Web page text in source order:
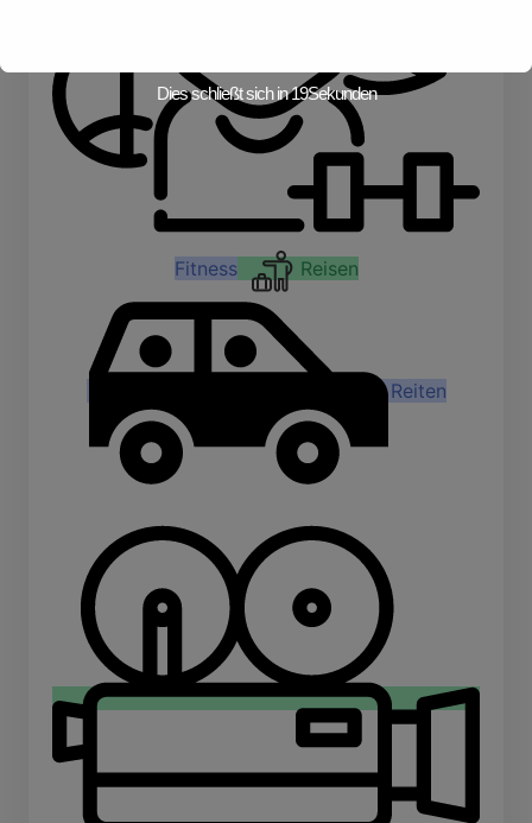
Fitness Reisen
Reiten
Dies schließt sich in19Sekunden